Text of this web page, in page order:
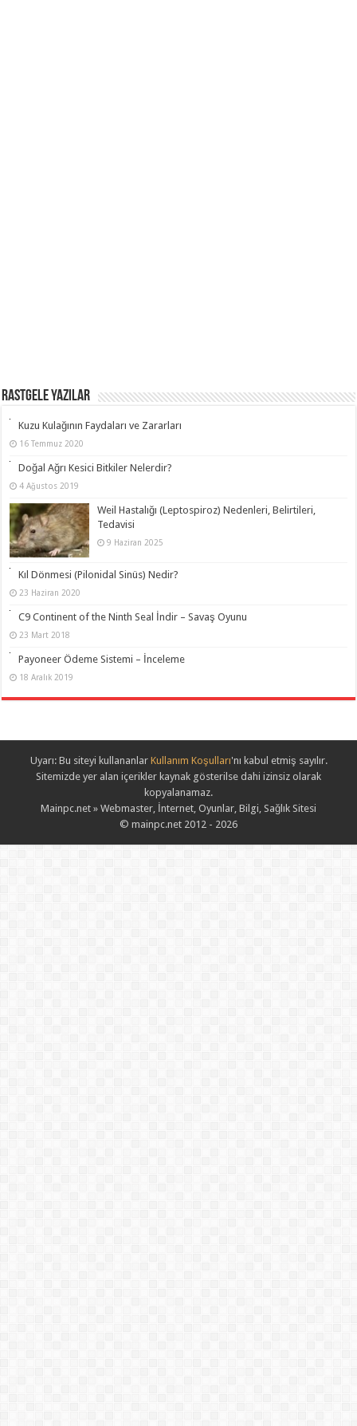
RASTGELE YAZILAR
Kuzu Kulağının Faydaları ve Zararları
16 Temmuz 2020
Doğal Ağrı Kesici Bitkiler Nelerdir?
4 Ağustos 2019
Weil Hastalığı (Leptospiroz) Nedenleri, Belirtileri,
Tedavisi
9 Haziran 2025
Kıl Dönmesi (Pilonidal Sinüs) Nedir?
23 Haziran 2020
C9 Continent of the Ninth Seal İndir – Savaş Oyunu
23 Mart 2018
Payoneer Ödeme Sistemi – İnceleme
18 Aralık 2019
Uyarı: Bu siteyi kullananlar Kullanım Koşulları'nı kabul etmiş sayılır.
Sitemizde yer alan içerikler kaynak gösterilse dahi izinsiz olarak
kopyalanamaz.
Mainpc.net » Webmaster, İnternet, Oyunlar, Bilgi, Sağlık Sitesi
© mainpc.net 2012 - 2026